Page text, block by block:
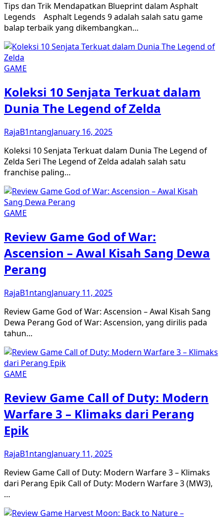
Tips dan Trik Mendapatkan Blueprint dalam Asphalt
Legends Asphalt Legends 9 adalah salah satu game
balap terbaik yang dikembangkan…
GAME
Koleksi 10 Senjata Terkuat dalam
Dunia The Legend of Zelda
RajaB1ntangJanuary 16, 2025
Koleksi 10 Senjata Terkuat dalam Dunia The Legend of
Zelda Seri The Legend of Zelda adalah salah satu
franchise paling…
GAME
Review Game God of War:
Ascension – Awal Kisah Sang Dewa
Perang
RajaB1ntangJanuary 11, 2025
Review Game God of War: Ascension – Awal Kisah Sang
Dewa Perang God of War: Ascension, yang dirilis pada
tahun…
GAME
Review Game Call of Duty: Modern
Warfare 3 – Klimaks dari Perang
Epik
RajaB1ntangJanuary 11, 2025
Review Game Call of Duty: Modern Warfare 3 – Klimaks
dari Perang Epik Call of Duty: Modern Warfare 3 (MW3),
…